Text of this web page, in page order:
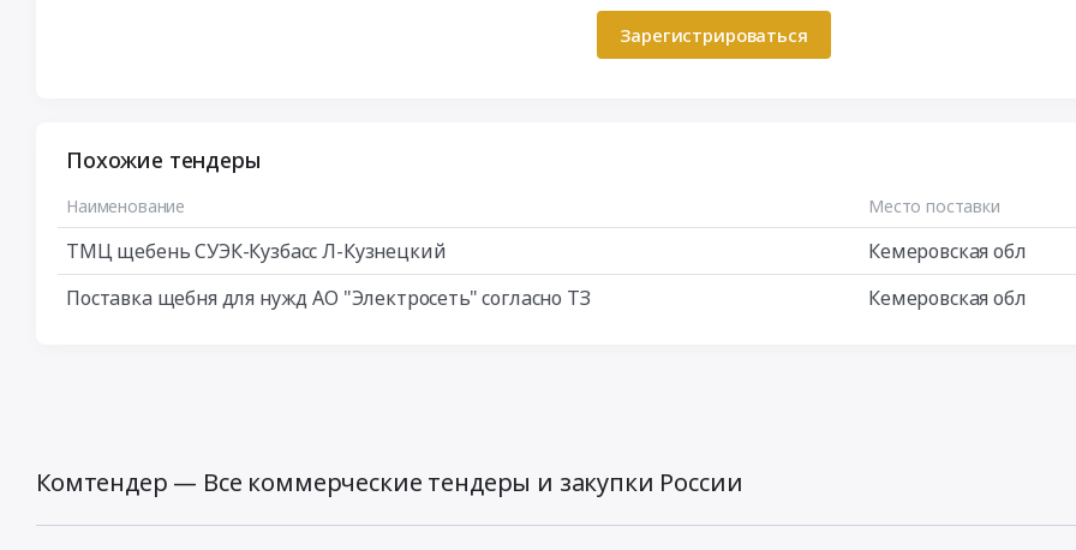
Зарегистрироваться
Похожие тендеры
Наименование Место поставки
ТМЦ щебень СУЭК-Кузбасс Л-Кузнецкий Кемеровская обл
Поставка щебня для нужд АО "Электросеть" согласно ТЗ
Кемеровская обл
Комтендер — Все коммерческие тендеры и закупки России